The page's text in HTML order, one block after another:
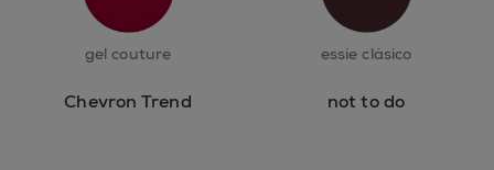
gel couture
Chevron Trend
essie clásico
not to do